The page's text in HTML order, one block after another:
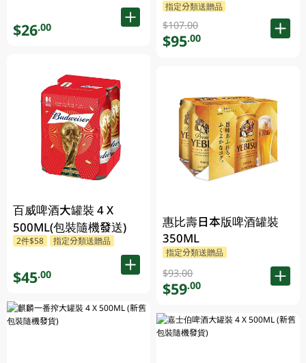
$26.00
百威啤酒大罐裝 4 X
500ML(包裝隨機發送)
2件$58 指定分類送贈品
$45.00
指定分類送贈品
$107.00
$95.00
惠比壽日本版啤酒罐裝
350ML
指定分類送贈品
$93.00
$59.00